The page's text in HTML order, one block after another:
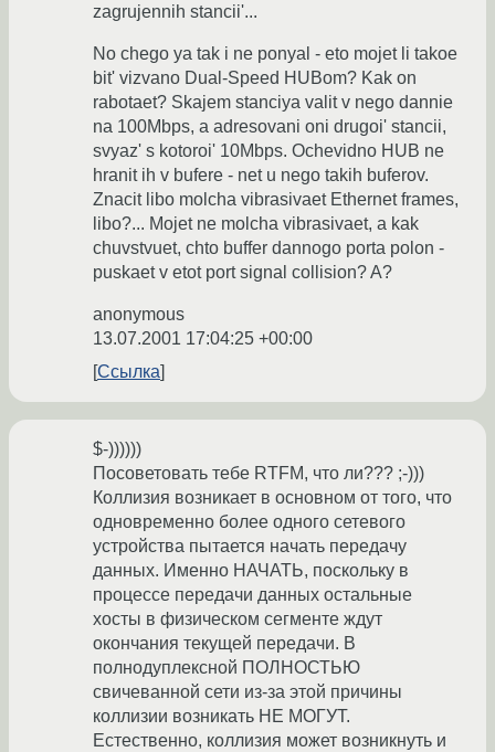
zagrujennih stancii'...
No chego ya tak i ne ponyal - eto mojet li takoe
bit' vizvano Dual-Speed HUBom? Kak on
rabotaet? Skajem stanciya valit v nego dannie
na 100Mbps, a adresovani oni drugoi' stancii,
svyaz' s kotoroi' 10Mbps. Ochevidno HUB ne
hranit ih v bufere - net u nego takih buferov.
Znacit libo molcha vibrasivaet Ethernet frames,
libo?... Mojet ne molcha vibrasivaet, a kak
chuvstvuet, chto buffer dannogo porta polon -
puskaet v etot port signal collision? A?
anonymous
13.07.2001 17:04:25 +00:00
Ссылка
$-))))))
Посоветовать тебе RTFM, что ли??? ;-)))
Коллизия возникает в основном от того, что
одновременно более одного сетевого
устройства пытается начать передачу
данных. Именно НАЧАТЬ, поскольку в
процессе передачи данных остальные
хосты в физическом сегменте ждут
окончания текущей передачи. В
полнодуплексной ПОЛНОСТЬЮ
свичеванной сети из-за этой причины
коллизии возникать НЕ МОГУТ.
Естественно, коллизия может возникнуть и